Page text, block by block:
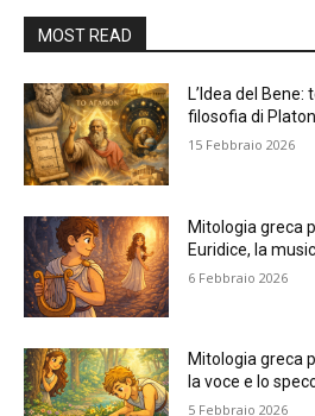
MOST READ
L’Idea del
filosofia di
15 Febbraio 2026
Mitologia greca
Euridice, la
6 Febbraio 2026
Mitologia greca
la voce e lo
5 Febbraio 2026